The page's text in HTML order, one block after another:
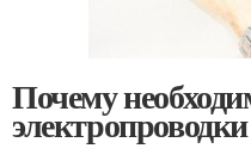
Почему